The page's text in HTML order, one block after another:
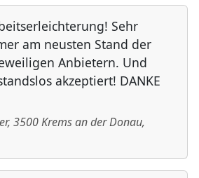
Sehr
am neusten Stand der
Anbietern. Und
akzeptiert! DANKE
, 3500Krems an der Donau,